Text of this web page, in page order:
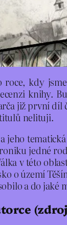
roce, kdy
knihy.
již první
nelituji.
jeho
jedné
v této
o území
a do jaké